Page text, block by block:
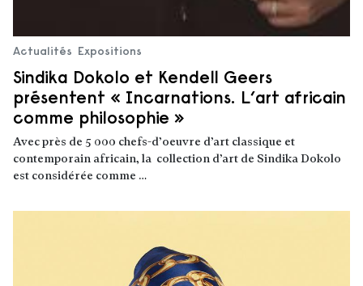
Actualités Expositions
Sindika Dokolo et Kendell Geers
présentent « Incarnations. L’art africain
comme philosophie »
Avec près de 5 000 chefs-d’oeuvre d’art classique et
contemporain africain, la collection d’art de Sindika Dokolo
est considérée comme …